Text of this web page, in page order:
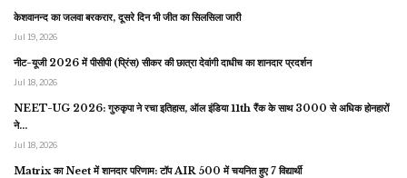
केशवानन्द का जलवा बरकरार, दूसरे दिन भी जीत का सिलसिला जारी
Jul 19, 2026
नीट-यूजी 2026 में पीसीपी (प्रिंस) सीकर की छात्रा देवांगी दाधीच का शानदार प्रदर्शन
Jul 18, 2026
NEET-UG 2026: गुरुकृपा ने रचा इतिहास, ऑल इंडिया 11th रैंक के साथ 3000 से अधिक होनहारों
ने…
Jul 18, 2026
Matrix का Neet में शानदार परिणाम: टॉप AIR 500 में चयनित हुए 7 विद्यार्थी